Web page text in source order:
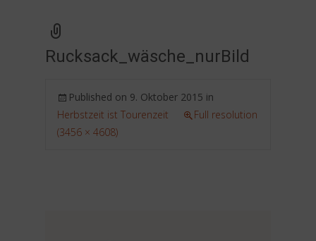
Rucksack_wäsche_nurBild
Published on 9. Oktober 2015 in
Herbstzeit ist Tourenzeit
Full resolution
(3456 × 4608)